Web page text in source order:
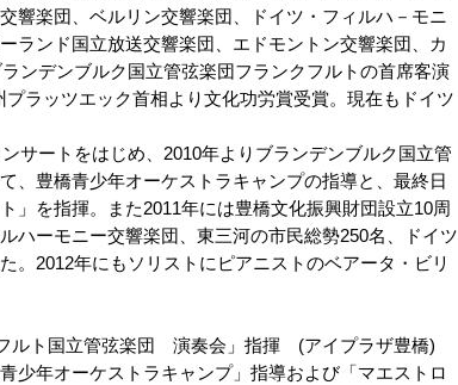
響楽団、ベルリン交響楽団、ドイツ・フィルハ－モニ
ランド国立放送交響楽団、エドモントン交響楽団、カ
ンデンブルク国立管弦楽団フランクフルトの首席客演
ラッツエック首相より文化功労賞受賞。現在もドイツ
サートをはじめ、2010年よりブランデンブルク国立管
、豊橋青少年オーケストラキャンプの指導と、最終日
」を指揮。また2011年には豊橋文化振興財団設立10周
ハーモニー交響楽団、東三河の市民総勢250名、ドイツ
。2012年にもソリストにピアニストのベアータ・ビリ
ルト国立管弦楽団 演奏会」指揮 (アイプラザ豊橋)
少年オーケストラキャンプ」指導および「マエストロ